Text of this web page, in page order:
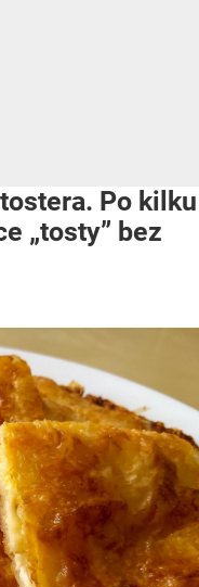
Po kilku
„tosty” bez